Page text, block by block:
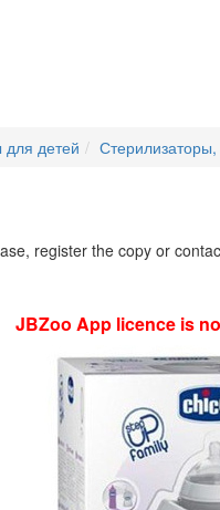
детей
register the copy or
JBZoo App licence is